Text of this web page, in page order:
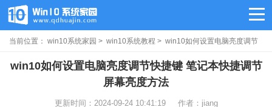
当前位置： win10系统家园 > win10系统教程 > win10如何设置电脑亮度调节
快捷键
win10如何设置电脑亮度调节快捷键 笔记本快捷调节
屏幕亮度方法
更新时间：2024-09-24 10:41:19 作者：jiang